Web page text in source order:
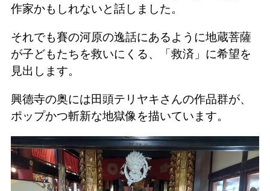
作家かもしれないと話しました。
それでも賽の河原の逸話にあるように地蔵菩薩
が子どもたちを救いにくる、「救済」に希望を
見出します。
興德寺の奥には田頭テリヤキさんの作品群が、
ポップかつ斬新な地獄像を描いています。